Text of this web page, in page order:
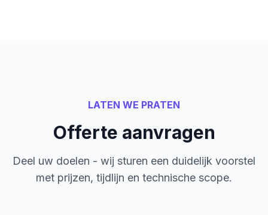
LATEN WE PRATEN
Offerte aanvragen
Deel uw doelen - wij sturen een duidelijk voorstel
met prijzen, tijdlijn en technische scope.